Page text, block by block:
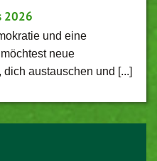
2026
und eine
neue
austauschen und [...]